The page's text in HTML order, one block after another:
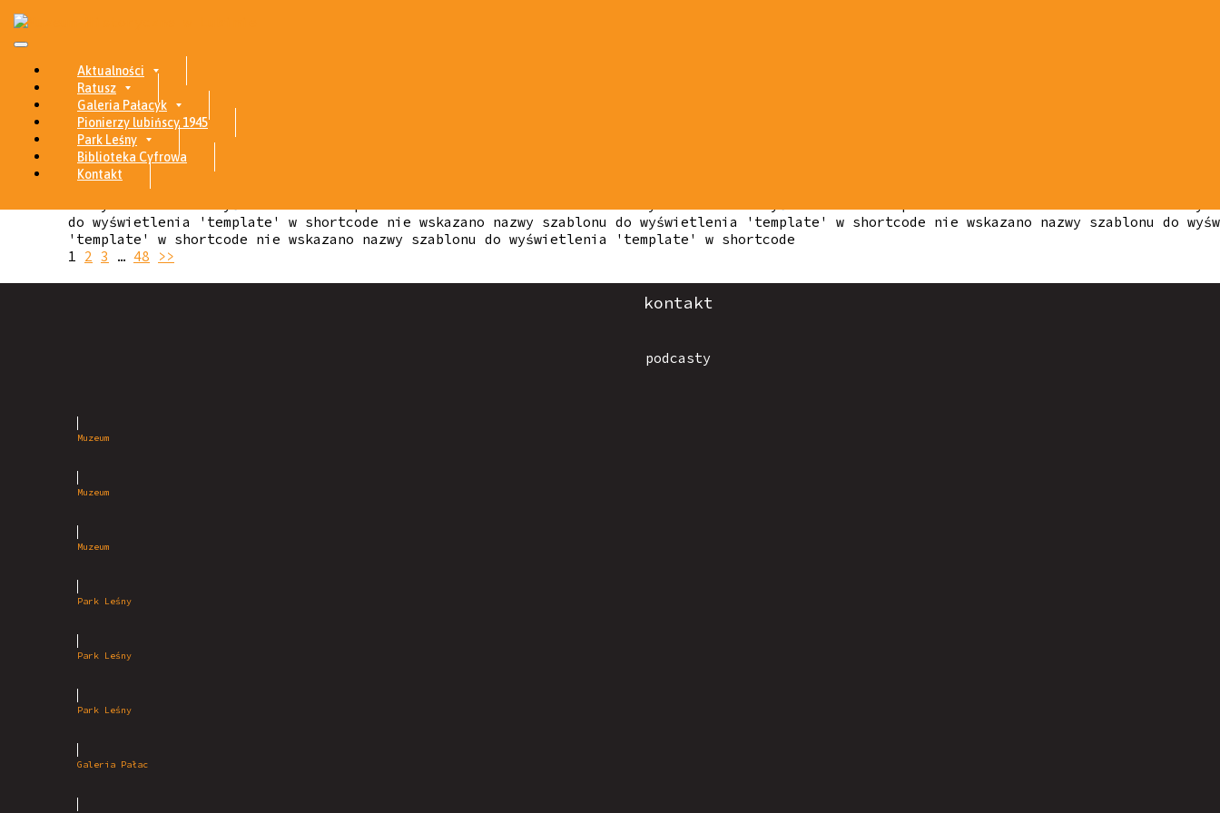
Aktualności
Ratusz
Galeria Pałacyk
Pionierzy lubińscy 1945
Park Leśny
Biblioteka Cyfrowa
Kontakt
google
nie wskazano nazwy szablonu do wyświetlenia 'template' w shortcode nie wskazano nazwy szablonu do wyświetlenia 'template' w shortcode nie
do wyświetlenia 'template' w shortcode nie wskazano nazwy szablonu do wyświetlenia 'template' w shortcode nie wskazano nazwy szablonu do
'template' w shortcode nie wskazano nazwy szablonu do wyświetlenia 'template' w shortcode
1 2 3 … 48 >>
kontakt
podcasty
Muzeum
Muzeum
Muzeum
Park Leśny
Park Leśny
Park Leśny
Galeria Pałac